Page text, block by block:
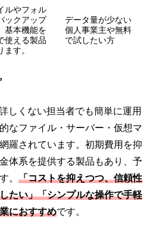
ルやフォル
ックアップ
基本機能を
使える製品
ます。
データ量が少ない
個人事業主や無料
で試したい方
しくない担当者でも簡単に運用
なファイル・サーバー・仮想マ
羅されています。初期費用を抑
体系を提供する製品もあり、予
。 「コストを抑えつつ、信頼性
たい」「シンプルな操作で手軽
におすすめです。